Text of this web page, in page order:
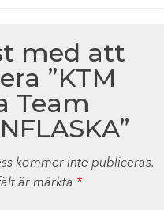
med att
”KTM
Team
kommer inte publiceras.
är märkta *